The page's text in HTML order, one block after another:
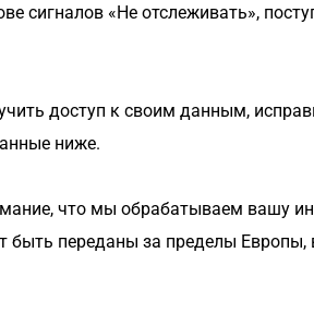
сигналов «Не отслеживать»,
доступ к своим данным,
ниже.
что мы обрабатываем вашу
быть переданы за пределы